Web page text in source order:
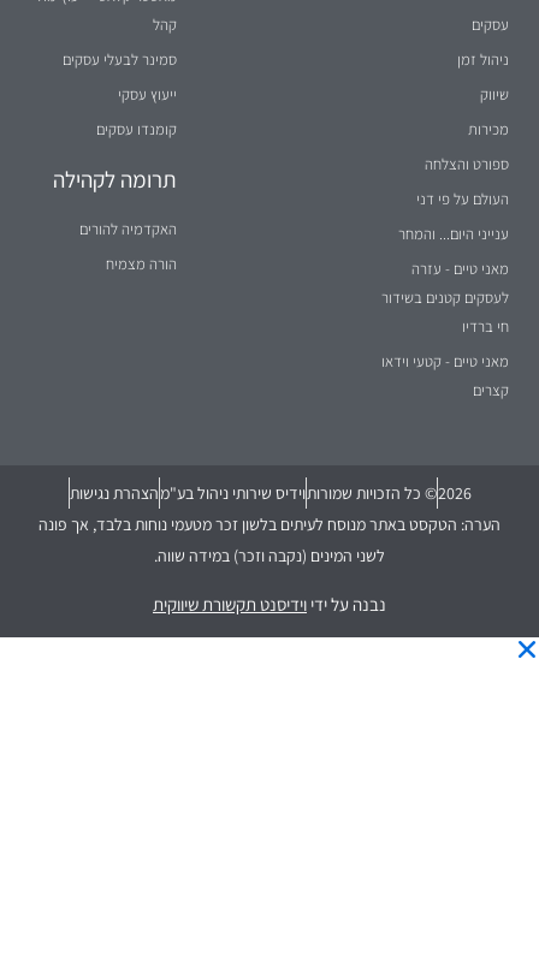
עסקים
ניהול זמן
שיווק
מכירות
ספורט והצלחה
העולם על פי דני
ענייני היום... והמחר
מאני טיים - עזרה
לעסקים קטנים בשידור
חי ברדיו
מאני טיים - קטעי וידאו
קצרים
קהל
סמינר לבעלי עסקים
ייעוץ עסקי
קומנדו עסקים
תרומה לקהילה
האקדמיה להורים
הורה מצמיח
2026© כל הזכויות שמורותוידיס שירותי ניהול בע"מהצהרת נגישות
הערה: הטקסט באתר מנוסח לעיתים בלשון זכר מטעמי נוחות בלבד, אך פונה
לשני המינים (נקבה וזכר) במידה שווה.
נבנה על ידי וידיסנט תקשורת שיווקית